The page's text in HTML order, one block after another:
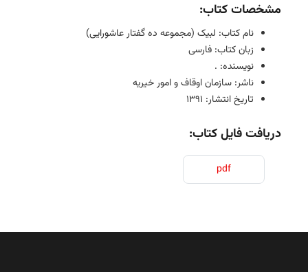
مشخصات کتاب:
نام کتاب: لبیک (مجموعه ده گفتار عاشورایی)
زبان کتاب: فارسی
نویسنده: .
ناشر: سازمان اوقاف و امور خیریه
تاریخ انتشار: 1391
دریافت فایل کتاب:
pdf